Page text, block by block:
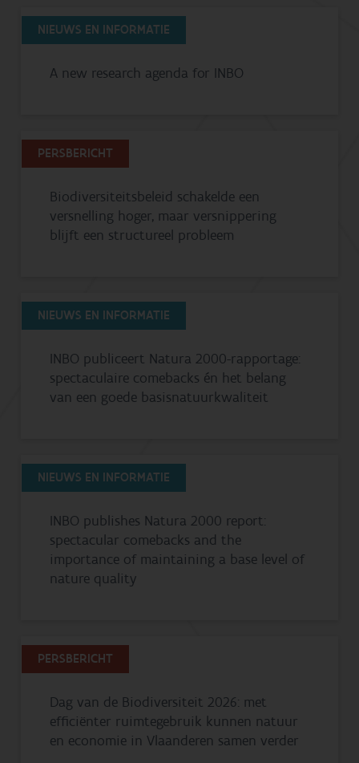
NIEUWS EN INFORMATIE
A new research agenda for INBO
PERSBERICHT
Biodiversiteitsbeleid schakelde een
versnelling hoger, maar versnippering
blijft een structureel probleem
NIEUWS EN INFORMATIE
INBO publiceert Natura 2000-rapportage:
spectaculaire comebacks én het belang
van een goede basisnatuurkwaliteit
NIEUWS EN INFORMATIE
INBO publishes Natura 2000 report:
spectacular comebacks and the
importance of maintaining a base level of
nature quality
PERSBERICHT
Dag van de Biodiversiteit 2026: met
efficiënter ruimtegebruik kunnen natuur
en economie in Vlaanderen samen verder